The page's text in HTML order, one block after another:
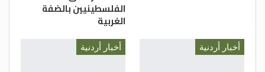
الفلسطينيين بالضفة
الغربية
أخبار أردنية أخبار أردنية